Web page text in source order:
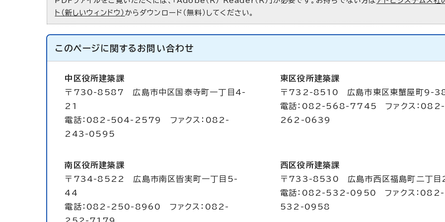
ト（新しいウィンドウ） からダウンロード（無料）してください。
このページに関する お問い合わせ
中区役所建築課
〒730-8587 広島市中区国泰寺町一丁目4-
21
電話：082-504-2579 ファクス：082-
243-0595
東区役所建築課
〒732-8510 広島市東区東蟹屋町9-
電話：082-568-7745 ファクス：082-
262-0639
南区役所建築課
〒734-8522 広島市南区皆実町一丁目5-
44
電話：082-250-8960 ファクス：082-
西区役所建築課
〒733-8530 広島市西区福島町二丁目
電話：082-532-0950 ファクス：082-
532-0958